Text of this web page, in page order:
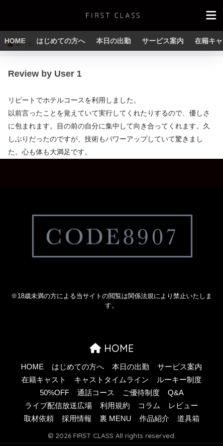
HOME はじめての方へ 本日の出勤 サービス案内 在籍キ
ホーム
Review by User 1
リピートでホテルコースを利用しました。
以前言ったことを覚えていて実行してくれたりするので、優しさ
に包まれます。目の前の自分に集中して向き合ってくれます。久
しぶりだったのですが、技術もパワーアップしていて驚きまし
た。心も体も大満足です。
※18歳未満の方による当サイトの閲覧は関係法規により禁止いたしま
す。
HOME
HOME はじめての方へ 本日の出勤
サービス案内
在籍キャスト
キャストタイムライン
ルーキー制度
50%OFF
通話コース ご優待制度
Q&A
ライブ配信放送広場
利用規約 コラム
レビュー
取材依頼
採用情報 裏 MENU 作品紹介 道具箱
© 2026 FIRST CLASS All rights reserved.